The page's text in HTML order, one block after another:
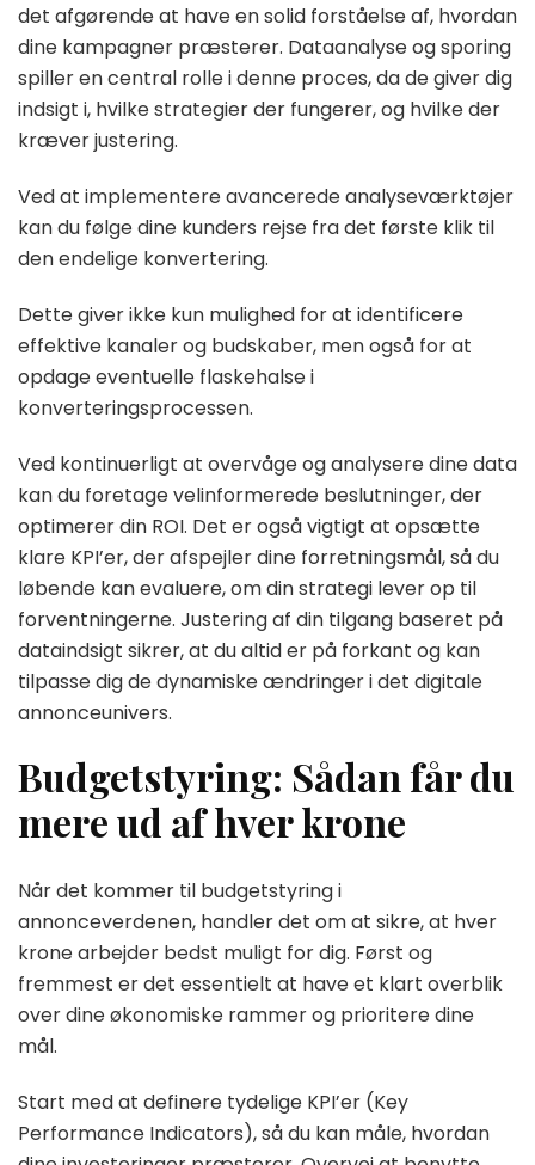
det afgørende at have en solid forståelse af, hvordan
dine kampagner præsterer. Dataanalyse og sporing
spiller en central rolle i denne proces, da de giver dig
indsigt i, hvilke strategier der fungerer, og hvilke der
kræver justering.
Ved at implementere avancerede analyseværktøjer
kan du følge dine kunders rejse fra det første klik til
den endelige konvertering.
Dette giver ikke kun mulighed for at identificere
effektive kanaler og budskaber, men også for at
opdage eventuelle flaskehalse i
konverteringsprocessen.
Ved kontinuerligt at overvåge og analysere dine data
kan du foretage velinformerede beslutninger, der
optimerer din ROI. Det er også vigtigt at opsætte
klare KPI’er, der afspejler dine forretningsmål, så du
løbende kan evaluere, om din strategi lever op til
forventningerne. Justering af din tilgang baseret på
dataindsigt sikrer, at du altid er på forkant og kan
tilpasse dig de dynamiske ændringer i det digitale
annonceunivers.
Budgetstyring: Sådan får du
mere ud af hver krone
Når det kommer til budgetstyring i
annonceverdenen, handler det om at sikre, at hver
krone arbejder bedst muligt for dig. Først og
fremmest er det essentielt at have et klart overblik
over dine økonomiske rammer og prioritere dine
mål.
Start med at definere tydelige KPI’er (Key
Performance Indicators), så du kan måle, hvordan